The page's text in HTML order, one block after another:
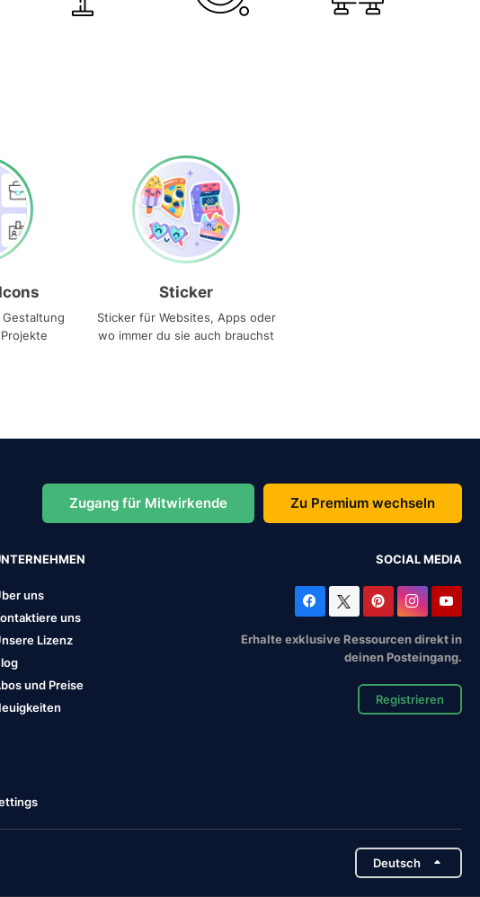
Sticker
Sticker für Websites, Apps oder
wo immer du sie auch brauchst
Zugang für Mitwirkende Zu Premium wechseln
uns
uns
Lizenz
und Preise
SOCIAL MEDIA
Erhalte exklusive Ressourcen direkt in
deinen Posteingang.
Registrieren
Deutsch